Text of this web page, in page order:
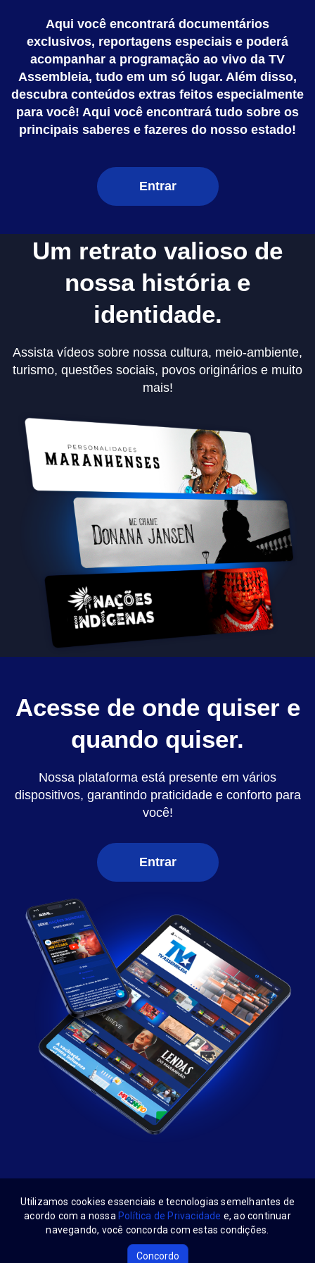
Alema PlaySiga-nos:
Utilizamos cookies essenciais e tecnologias semelhantes de
acordo com a nossa Política de Privacidade e, ao continuar
navegando, você concorda com estas condições.
Concordo